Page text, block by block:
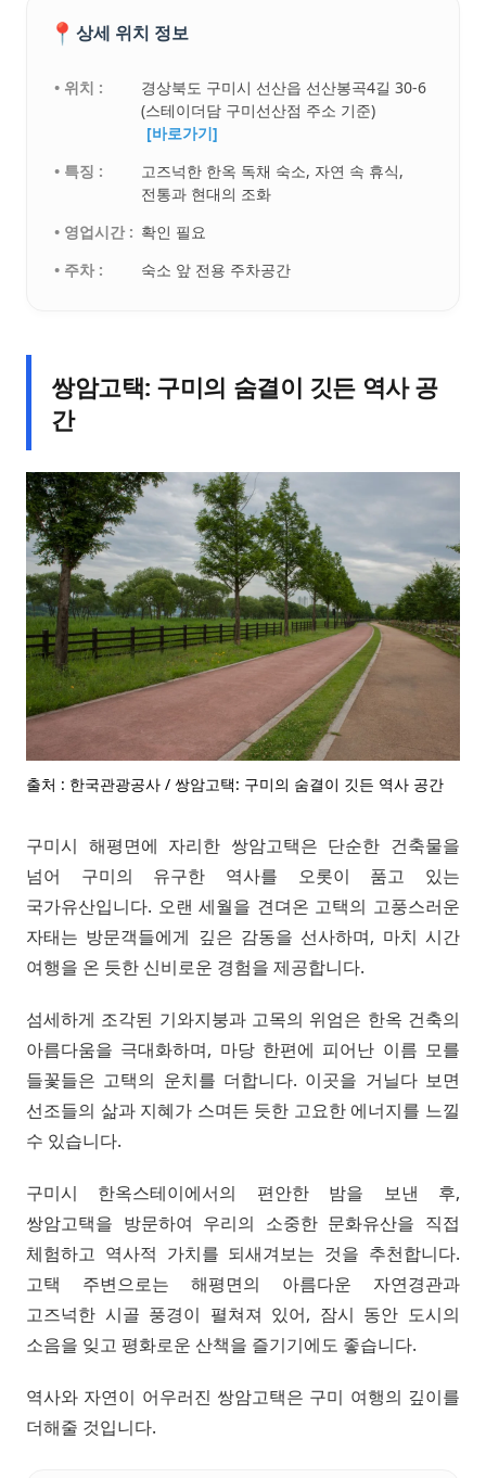
📍 상세 위치 정보
• 위치 :
경상북도 구미시 선산읍 선산봉곡4길 30-6
(스테이더담 구미선산점 주소 기준)
[바로가기]
• 특징 :
고즈넉한 한옥 독채 숙소, 자연 속 휴식,
전통과 현대의 조화
• 영업시간 : 확인 필요
• 주차 :
숙소 앞 전용 주차공간
쌍암고택: 구미의 숨결이 깃든 역사 공
간
출처 : 한국관광공사 / 쌍암고택: 구미의 숨결이 깃든 역사 공간
구미시 해평면에 자리한 쌍암고택은 단순한 건축물을
넘어 구미의 유구한 역사를 오롯이 품고 있는
국가유산입니다. 오랜 세월을 견뎌온 고택의 고풍스러운
자태는 방문객들에게 깊은 감동을 선사하며, 마치 시간
여행을 온 듯한 신비로운 경험을 제공합니다.
섬세하게 조각된 기와지붕과 고목의 위엄은 한옥 건축의
아름다움을 극대화하며, 마당 한편에 피어난 이름 모를
들꽃들은 고택의 운치를 더합니다. 이곳을 거닐다 보면
선조들의 삶과 지혜가 스며든 듯한 고요한 에너지를 느낄
수 있습니다.
구미시 한옥스테이에서의 편안한 밤을 보낸 후,
쌍암고택을 방문하여 우리의 소중한 문화유산을 직접
체험하고 역사적 가치를 되새겨보는 것을 추천합니다.
고택 주변으로는 해평면의 아름다운 자연경관과
고즈넉한 시골 풍경이 펼쳐져 있어, 잠시 동안 도시의
소음을 잊고 평화로운 산책을 즐기기에도 좋습니다.
역사와 자연이 어우러진 쌍암고택은 구미 여행의 깊이를
더해줄 것입니다.